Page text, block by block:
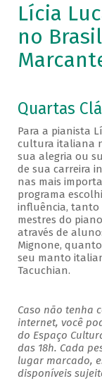
Lícia
no
Quartas
Para a pianista
cultura italiana
sua alegria ou
de sua carreira
nas mais
programa
influência, tanto
mestres do
através de
Mignone,
seu manto
Tacuchian.
Caso não tenha
internet, você
do Espaço
das 18h. Cada
lugar marcado,
disponíveis